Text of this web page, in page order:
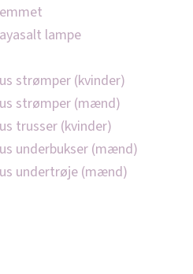
lampe
strømper (kvinder)
strømper (mænd)
trusser (kvinder)
underbukser (mænd)
undertrøje (mænd)